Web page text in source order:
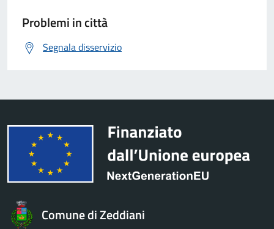
Problemi in città
Segnala disservizio
Comune di Zeddiani